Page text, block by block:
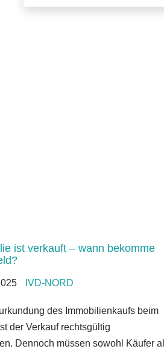
ist verkauft – wann bekomme
IVD-NORD
des Immobilienkaufs beim
der Verkauf rechtsgültig
Dennoch müssen sowohl Käufer